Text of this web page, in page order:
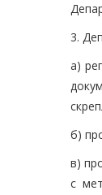
3.
а)
б)
в)
с